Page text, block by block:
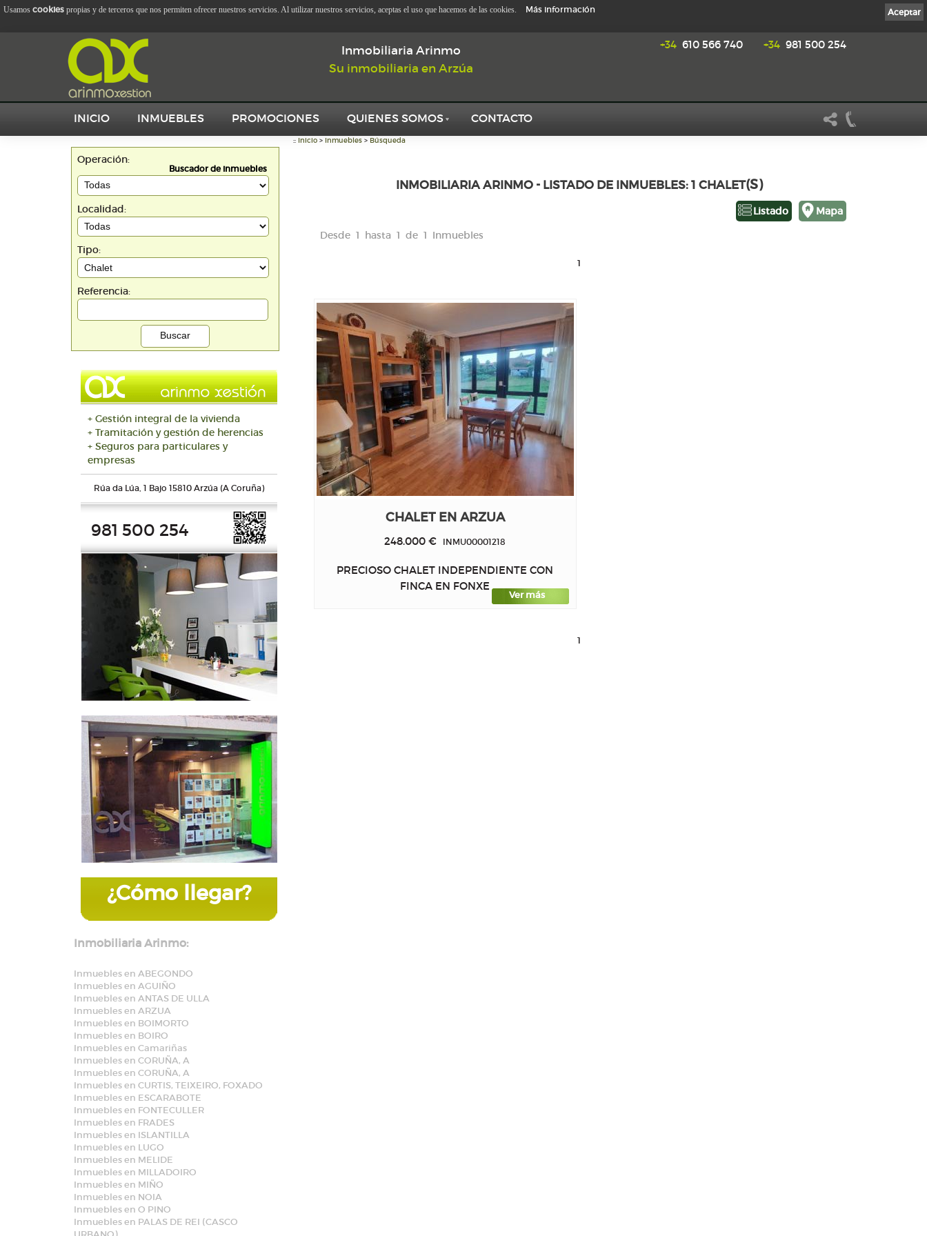
Inmobiliaria Arinmo
Su inmobiliaria en Arzúa
+34 981 500 254
+34 610 566 740
INICIO INMUEBLES PROMOCIONES QUIENES SOMOS CONTACTO
Buscador de inmuebles
Operación:
Localidad:
Tipo:
Referencia:
+ Gestión integral de la vivienda
+ Tramitación y gestión de herencias
+ Seguros para particulares y
empresas
Rúa da Lúa, 1 Bajo 15810 Arzúa (A Coruña)
981 500 254
¿Cómo llegar?
Inmobiliaria Arinmo:
Inmuebles en ABEGONDO
Inmuebles en AGUIÑO
Inmuebles en ANTAS DE ULLA
Inmuebles en ARZUA
Inmuebles en BOIMORTO
Inmuebles en BOIRO
Inmuebles en Camariñas
Inmuebles en CORUÑA, A
Inmuebles en CORUÑA, A
Inmuebles en CURTIS, TEIXEIRO, FOXADO
Inmuebles en ESCARABOTE
Inmuebles en FONTECULLER
Inmuebles en FRADES
Inmuebles en ISLANTILLA
Inmuebles en LUGO
Inmuebles en MELIDE
Inmuebles en MILLADOIRO
Inmuebles en MIÑO
Inmuebles en NOIA
Inmuebles en O PINO
Inmuebles en PALAS DE REI (CASCO
:: Inicio > Inmuebles > Búsqueda
INMOBILIARIA ARINMO - LISTADO DE INMUEBLES: 1 CHALET(S)
Mapa
Listado
Desde 1 hasta 1 de 1 Inmuebles
1
CHALET EN ARZUA
248.000 € INMU00001218
PRECIOSO CHALET INDEPENDIENTE CON
FINCA EN FONXE
Ver más
1
Aceptar
Usamos cookies propias y de terceros que nos permiten ofrecer nuestros servicios. Al utilizar nuestros servicios, aceptas el uso que hacemos de las cookies. Más información